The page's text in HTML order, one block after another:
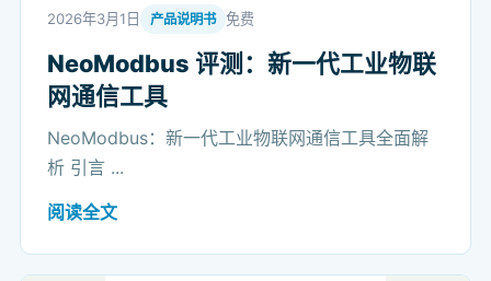
2026年3月1日 产品说明书 免费
NeoModbus 评测：新一代工业物联
网通信工具
NeoModbus：新一代工业物联网通信工具全面解
析 引言 ...
阅读全文